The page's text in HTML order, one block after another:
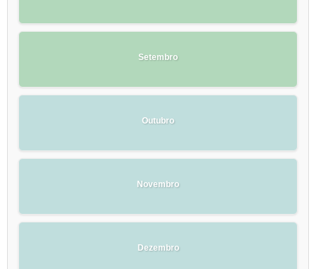
Setembro
Outubro
Novembro
Dezembro